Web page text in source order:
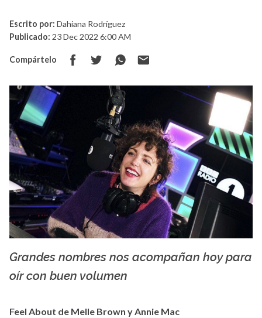
Escrito por: Dahiana Rodríguez
Publicado: 23 Dec 2022 6:00 AM
Compártelo
Grandes nombres nos acompañan hoy para
oír con buen volumen
Feel About de Melle Brown y Annie Mac